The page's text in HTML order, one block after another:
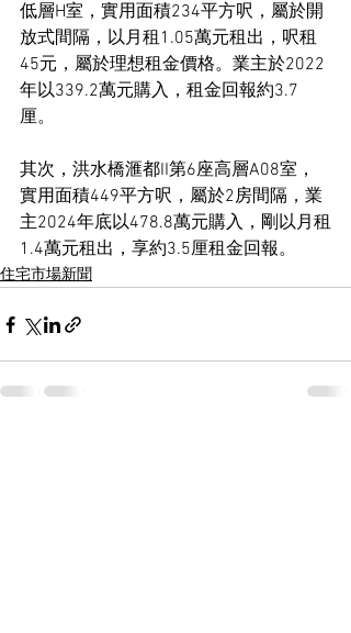
低層H室，實用面積234平方呎，屬於開
放式間隔，以月租1.05萬元租出，呎租
45元，屬於理想租金價格。業主於2022
年以339.2萬元購入，租金回報約3.7
厘。
其次，洪水橋滙都II第6座高層A08室，
實用面積449平方呎，屬於2房間隔，業
主2024年底以478.8萬元購入，剛以月租
1.4萬元租出，享約3.5厘租金回報。
住宅市場新聞